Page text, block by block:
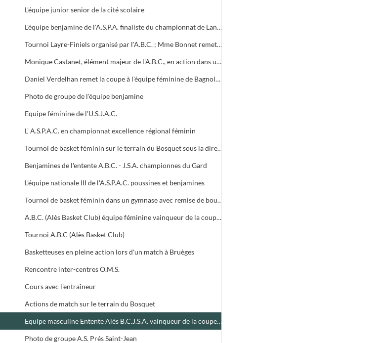
L'équipe junior senior de la cité scolaire
L'équipe benjamine de l'A.S.P.A. finaliste du championnat de Languedoc
Tournoi Layre-Finiels organisé par l'A.B.C. ; Mme Bonnet remet la coupe à Renée Llorca, capitaine de l'équipe victorieuse
Monique Castanet, élément majeur de l'A.B.C., en action dans un match
Daniel Verdelhan remet la coupe à l'équipe féminine de Bagnols qui a remporté le championnat Alès Ville
Photo de groupe de l'équipe benjamine
Equipe féminine de l'U.S.J.A.C.
L' A.S.P.A.C. en championnat excellence régional féminin
Tournoi de basket féminin sur le terrain du Bosquet sous la direction de Ragusi
Benjamines de l'entente A.B.C. - J.S.A. championnes du Gard
L'équipe nationale III de l'A.S.P.A.C. poussines et benjamines
Tournoi de basket féminin dans un gymnase avec remise de bouquets à l'issue du match
A.B.C. (Alès Basket Club) équipe féminine vainqueur de la coupe des mines
Tournoi A.B.C (Alès Basket Club)
Basketteuses en pleine action lors d'un match à Bruèges
Rencontre inter-centres O.M.S.
Cours avec l'entraîneur
Actions de match sur le terrain du Bosquet
Equipe masculine Entente Alès B.C.J.S.A. vainqueur de la coupe des mines
Photo de groupe A.S. Prés Saint-Jean